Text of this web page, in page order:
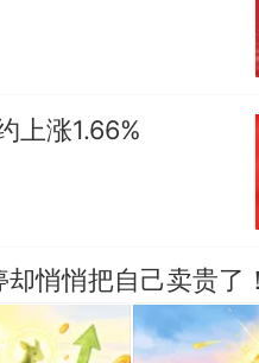
上涨1.66%
悄悄把自己卖贵了